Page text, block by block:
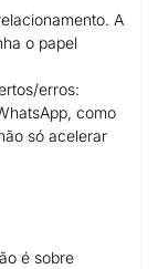
A
o papel
erros:
como
só acelerar
é sobre